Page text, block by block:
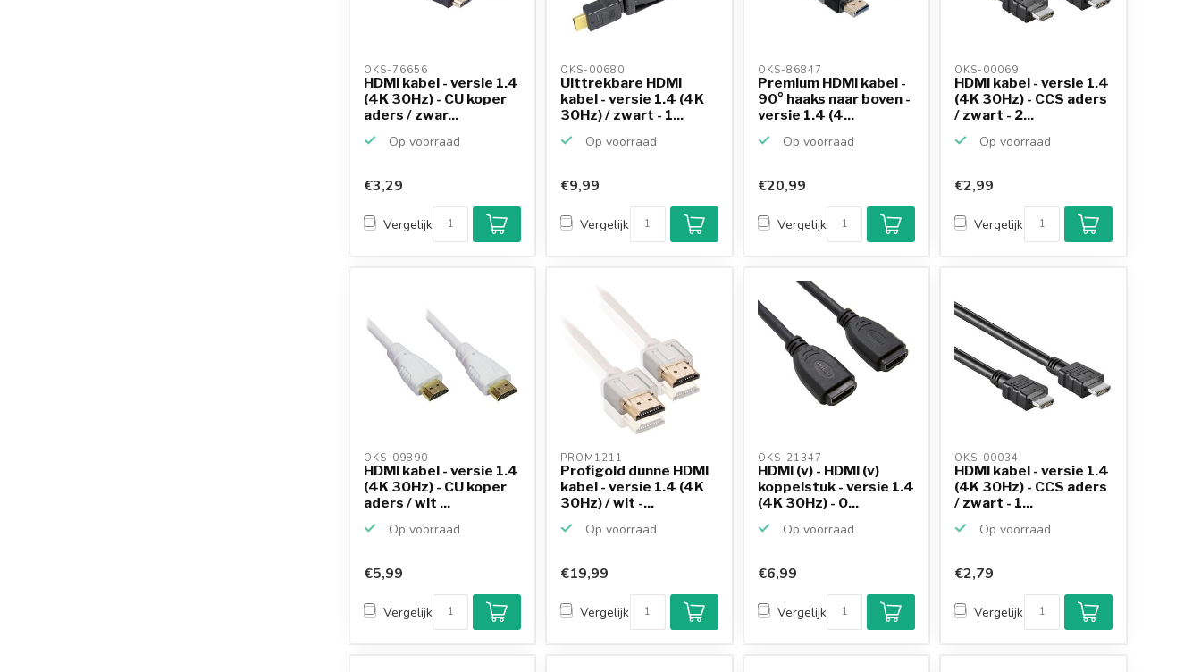
OKS-76656
HDMI kabel - versie 1.4
(4K 30Hz) - CU koper
aders / zwar...
Op voorraad
€3,29
Vergelijk
OKS-00680
Uittrekbare HDMI
kabel - versie 1.4 (4K
30Hz) / zwart - 1...
Op voorraad
€9,99
Vergelijk
OKS-86847
Premium HDMI kabel -
90° haaks naar boven -
versie 1.4 (4...
Op voorraad
€20,99
Vergelijk
OKS-00069
HDMI kabel - versie 1.4
(4K 30Hz) - CCS aders
/ zwart - 2...
Op voorraad
Klantenbeoordeling
9,2/10
Achteraf betalen
mogelijk
€2,99
Vergelijk
OKS-09890
HDMI kabel - versie 1.4
(4K 30Hz) - CU koper
aders / wit ...
Op voorraad
€5,99
Vergelijk
PROM1211
Profigold dunne HDMI
kabel - versie 1.4 (4K
30Hz) / wit -...
Op voorraad
€19,99
Vergelijk
OKS-21347
HDMI (v) - HDMI (v)
koppelstuk - versie 1.4
(4K 30Hz) - 0...
Op voorraad
€6,99
Vergelijk
OKS-00034
HDMI kabel - versie 1.4
(4K 30Hz) - CCS aders
/ zwart - 1...
Op voorraad
€2,79
Vergelijk